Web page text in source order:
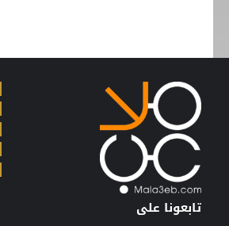
تابعونا على